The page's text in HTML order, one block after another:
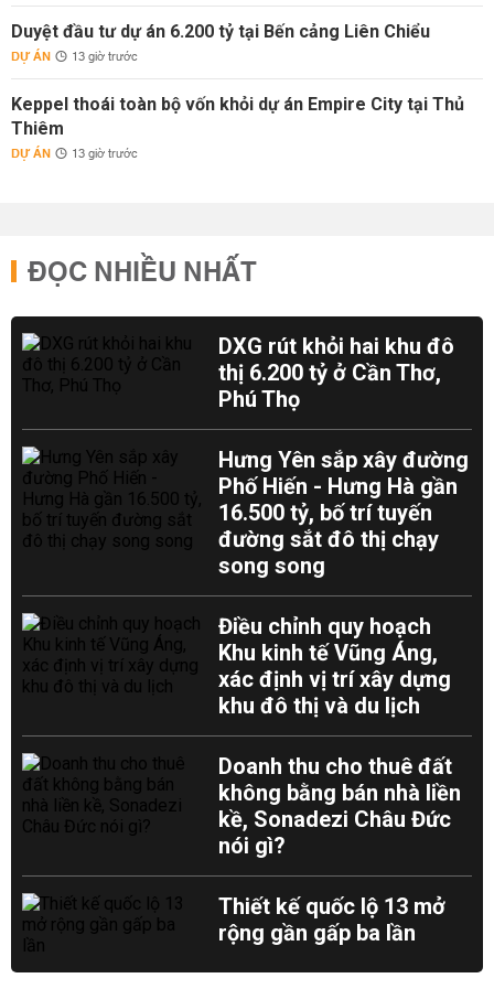
Duyệt đầu tư dự án 6.200 tỷ tại Bến cảng Liên Chiểu
DỰ ÁN 13 giờ trước
Keppel thoái toàn bộ vốn khỏi dự án Empire City tại Thủ
Thiêm
DỰ ÁN 13 giờ trước
ĐỌC NHIỀU NHẤT
DXG rút khỏi hai khu đô
thị 6.200 tỷ ở Cần Thơ,
Phú Thọ
Hưng Yên sắp xây đường
Phố Hiến - Hưng Hà gần
16.500 tỷ, bố trí tuyến
đường sắt đô thị chạy
song song
Điều chỉnh quy hoạch
Khu kinh tế Vũng Áng,
xác định vị trí xây dựng
khu đô thị và du lịch
Doanh thu cho thuê đất
không bằng bán nhà liền
kề, Sonadezi Châu Đức
nói gì?
Thiết kế quốc lộ 13 mở
rộng gần gấp ba lần